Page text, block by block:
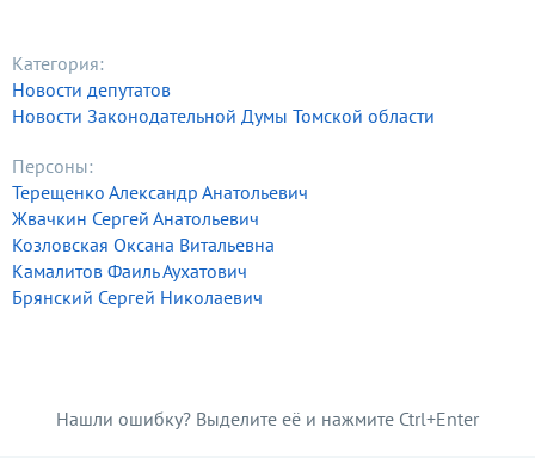
Категория:
Новости депутатов
Новости Законодательной Думы Томской области
Персоны:
Терещенко Александр Анатольевич
Жвачкин Сергей Анатольевич
Козловская Оксана Витальевна
Камалитов Фаиль Аухатович
Брянский Сергей Николаевич
Нашли ошибку? Выделите её и нажмите Ctrl+Enter